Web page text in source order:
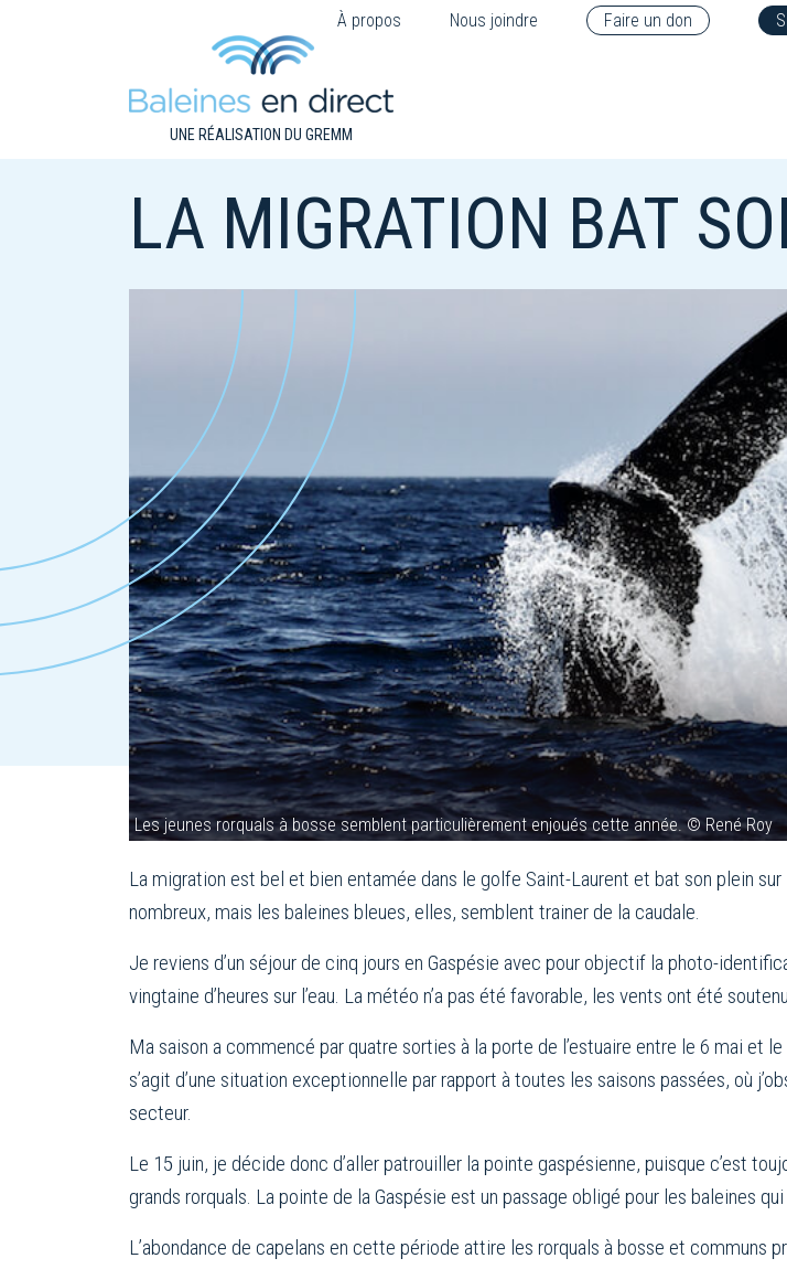
À propos Nous joindre Faire un don
UNE RÉALISATION DU GREMM
LA MIGRATION BAT
Les jeunes rorquals à bosse semblent particulièrement enjoués cette année. © René Roy
La migration est bel et bien entamée dans le golfe Saint-Laurent et bat son plein
nombreux, mais les baleines bleues, elles, semblent trainer de la caudale.
Je reviens d’un séjour de cinq jours en Gaspésie avec pour objectif la photo-
vingtaine d’heures sur l’eau. La météo n’a pas été favorable, les vents ont été
Ma saison a commencé par quatre sorties à la porte de l’estuaire entre le 6 mai et
s’agit d’une situation exceptionnelle par rapport à toutes les saisons passées, où
secteur.
Le 15 juin, je décide donc d’aller patrouiller la pointe gaspésienne, puisque c’est
grands rorquals. La pointe de la Gaspésie est un passage obligé pour les baleines
L’abondance de capelans en cette période attire les rorquals à bosse et communs